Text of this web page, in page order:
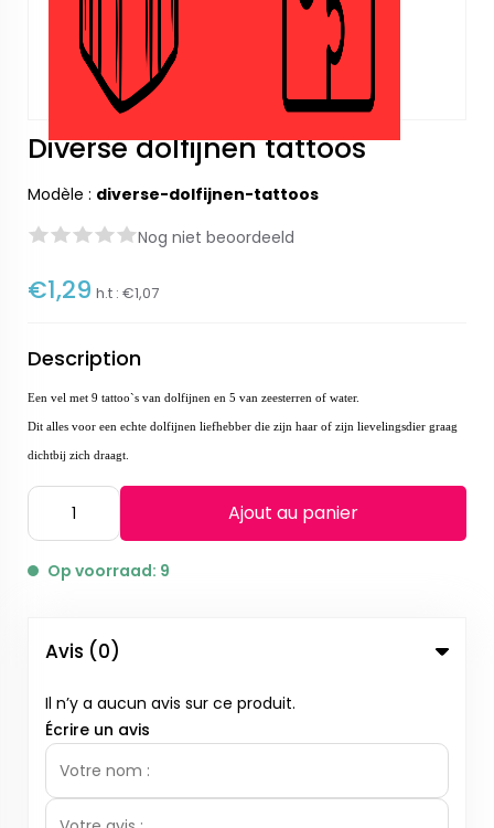
Diverse dolfijnen tattoos
Modèle : diverse-dolfijnen-tattoos
Nog niet beoordeeld
€1,29 h.t : €1,07
Description
Een vel met 9 tattoo`s van dolfijnen en 5 van zeesterren of water.
Dit alles voor een echte dolfijnen liefhebber die zijn haar of zijn lievelingsdier graag
dichtbij zich draagt.
Ajout au panier
Op voorraad: 9
Avis (0)
Il n’y a aucun avis sur ce produit.
Écrire un avis